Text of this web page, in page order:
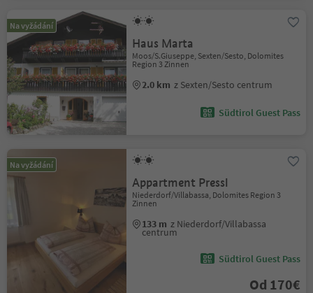
Na vyžádání
Haus Marta
Moos/S.Giuseppe, Sexten/Sesto, Dolomites
Region 3 Zinnen
2.0 km z Sexten/Sesto centrum
Südtirol Guest Pass
Na vyžádání
Appartment Pressl
Niederdorf/Villabassa, Dolomites Region 3
Zinnen
133 m z Niederdorf/Villabassa
centrum
Südtirol Guest Pass
Od 170€